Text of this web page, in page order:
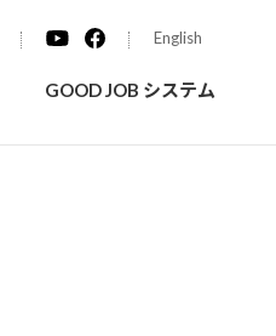
English
GOOD JOB システム